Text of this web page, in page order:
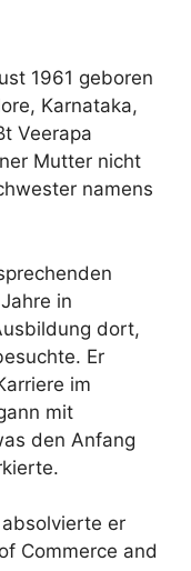
1961 geboren
Karnataka,
Veerapa
Mutter nicht
namens
in
dort,
Er
im
mit
den Anfang
er
Commerce and